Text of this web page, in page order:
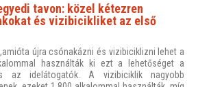
tavon: közel kétezren
és vizibicikliket az első
újra csónakázni és vizibiciklizni lehet a
használták ki ezt a lehetőséget a
az idelátogatók. A vizibiciklik nagyobb